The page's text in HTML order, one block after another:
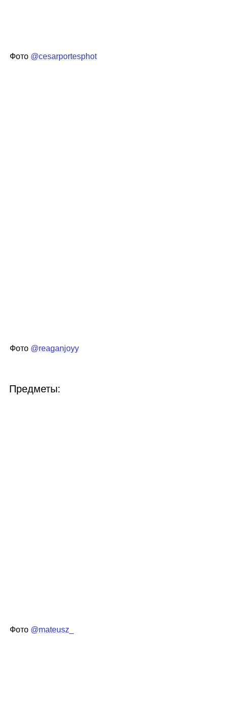
Фото @cesarportesphot
Фото @reaganjoyy
Предметы:
Фото @mateusz_